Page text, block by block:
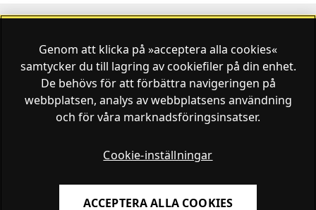
Finansliv ägs av Finansliv Sverige AB, 556784-8741.
Finansliv producerades av Tidningen Journalisten AB
Genom att klicka på »acceptera alla cookies«
samtycker du till lagring av cookiefiler på din enhet.
De behövs för att förbättra navigeringen på
webbplatsen, analys av webbplatsens användning
och för våra marknadsföringsinsatser.
Cookie-inställningar
ACCEPTERA ALLA COOKIES